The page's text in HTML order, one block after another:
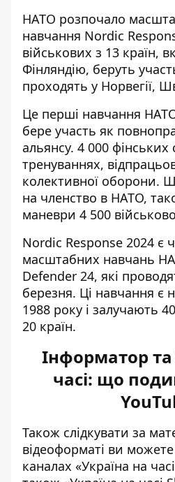
НАТО розпочало
навчання Nordic
військових з 13 країн,
Фінляндію, беруть
проходять у Норвегії,
Це перші навчання
бере участь як
альянсу. 4 000 фінських
тренуваннях,
колективної оборони.
на членство в НАТО,
маневри 4 500
Nordic Response 2024 є
масштабних навчань
Defender 24, які
березня. Ці навчання є
1988 року і залучають
20 країн.
Інформатор та
часі: що
Також слідкувати за
відеоформаті ви
каналах «Україна на